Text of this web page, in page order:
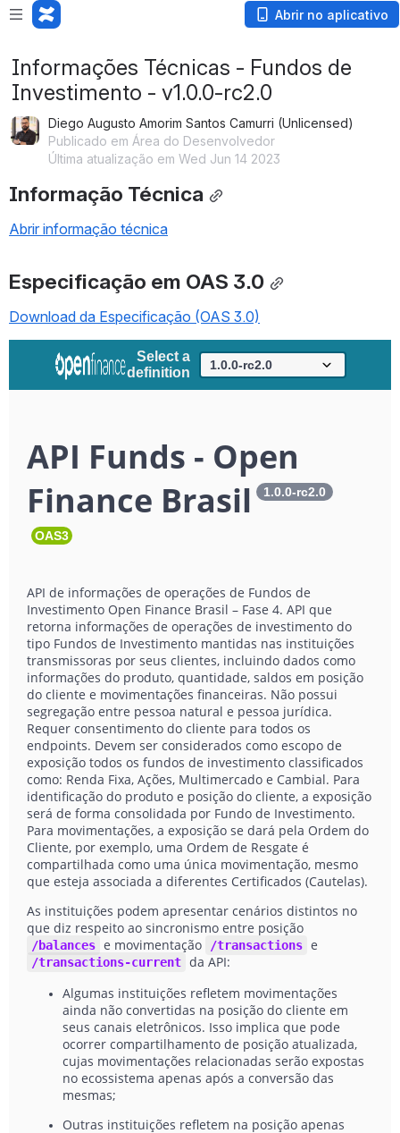
Abrir no aplicativo
Informações Técnicas - Fundos de
Investimento - v1.0.0-rc2.0
Diego Augusto Amorim Santos Camurri (Unlicensed)
Publicado em Área do Desenvolvedor
Última atualização em Wed Jun 14 2023
Informação Técnica
Abrir informação técnica
Especificação em OAS 3.0
Download da Especificação (OAS 3.0)